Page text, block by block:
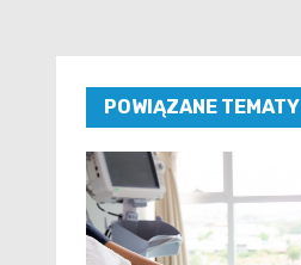
POWIĄZANE TEMATY